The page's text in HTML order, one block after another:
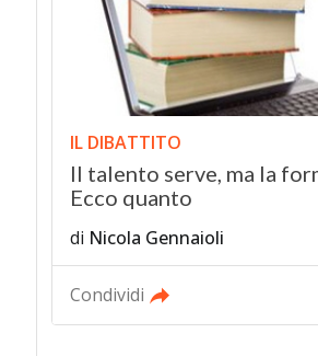
IL DIBATTITO
Il talento serve, ma la
Ecco quanto
di Nicola Gennaioli
Condividi